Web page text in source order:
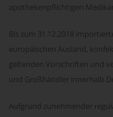
apothekenpflichtigen
Bis zum 31.12.2018
europäischen Ausland,
geltenden Vorschriften und
und Großhändler innerhalb
Aufgrund zunehmender